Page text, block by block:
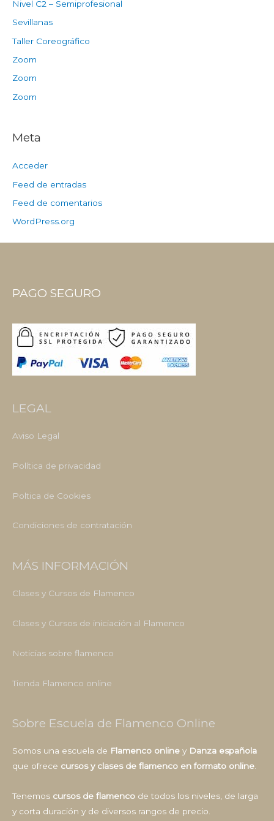
Nivel C2 – Semiprofesional
Sevillanas
Taller Coreográfico
Zoom
Zoom
Zoom
Meta
Acceder
Feed de entradas
Feed de comentarios
WordPress.org
PAGO SEGURO
LEGAL
Aviso Legal
Política de privacidad
Poltica de Cookies
Condiciones de contratación
MÁS INFORMACIÓN
Clases y Cursos de Flamenco
Clases y Cursos de iniciación al Flamenco
Noticias sobre flamenco
Tienda Flamenco online
Sobre Escuela de Flamenco Online
Somos una escuela de Flamenco online y Danza española
que ofrece cursos y clases de flamenco en formato online
Tenemos cursos de flamenco de todos los niveles, de larga
y corta duración y de diversos rangos de precio.